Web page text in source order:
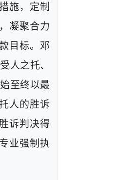
施，定制
凝聚合力
目标。邓
人之托、
至终以最
人的胜诉
诉判决得
业强制执